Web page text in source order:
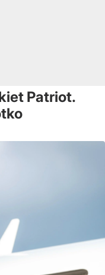
Patriot.